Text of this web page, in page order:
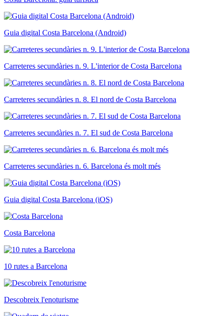
Guia digital Costa Barcelona (Android)
Carreteres secundàries n. 9. L'interior de Costa Barcelona
Carreteres secundàries n. 8. El nord de Costa Barcelona
Carreteres secundàries n. 7. El sud de Costa Barcelona
Carreteres secundàries n. 6. Barcelona és molt més
Guia digital Costa Barcelona (iOS)
Costa Barcelona
10 rutes a Barcelona
Descobreix l'enoturisme